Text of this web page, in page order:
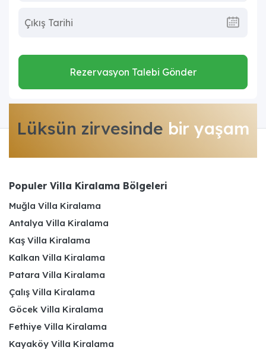
Rezervasyon Talebi Gönder
Lüksün zirvesinde bir yaşam
Populer Villa Kiralama Bölgeleri
Muğla Villa Kiralama
Antalya Villa Kiralama
Kaş Villa Kiralama
Kalkan Villa Kiralama
Patara Villa Kiralama
Çalış Villa Kiralama
Göcek Villa Kiralama
Fethiye Villa Kiralama
Kayaköy Villa Kiralama